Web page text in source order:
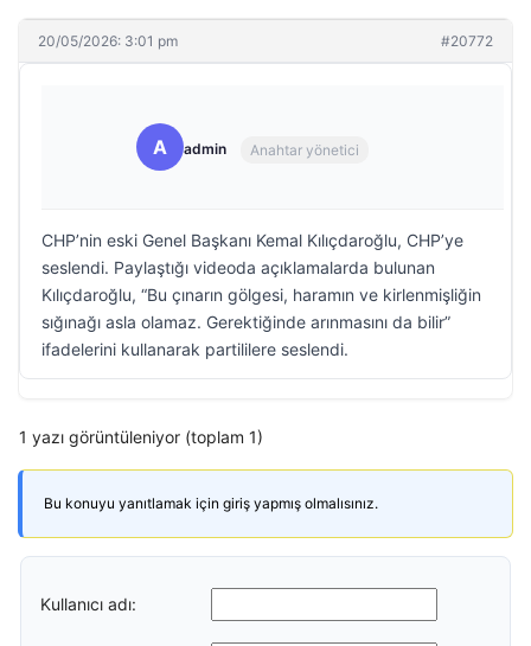
20/05/2026: 3:01 pm #20772
A admin Anahtar yönetici
CHP’nin eski Genel Başkanı Kemal Kılıçdaroğlu, CHP’ye
seslendi. Paylaştığı videoda açıklamalarda bulunan
Kılıçdaroğlu, “Bu çınarın gölgesi, haramın ve kirlenmişliğin
sığınağı asla olamaz. Gerektiğinde arınmasını da bilir”
ifadelerini kullanarak partililere seslendi.
1 yazı görüntüleniyor (toplam 1)
Bu konuyu yanıtlamak için giriş yapmış olmalısınız.
Kullanıcı adı: